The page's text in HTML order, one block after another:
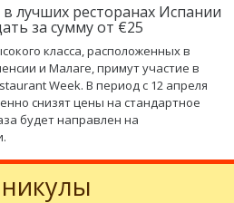
лучших ресторанах Испании
за сумму от €25
класса, расположенных в
и Малаге, примут участие в
Week. В период с 12 апреля
снизят цены на стандартное
будет направлен на